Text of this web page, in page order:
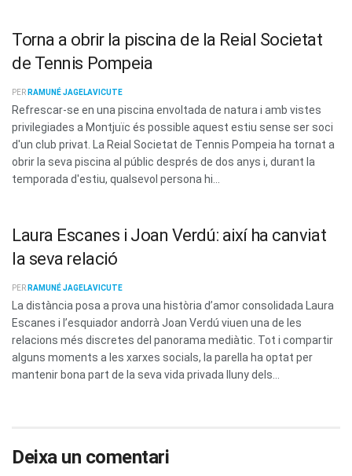
Torna a obrir la piscina de la Reial Societat
de Tennis Pompeia
PER RAMUNÉ JAGELAVICUTE
Refrescar-se en una piscina envoltada de natura i amb vistes
privilegiades a Montjuïc és possible aquest estiu sense ser soci
d'un club privat. La Reial Societat de Tennis Pompeia ha tornat a
obrir la seva piscina al públic després de dos anys i, durant la
temporada d'estiu, qualsevol persona hi...
Laura Escanes i Joan Verdú: així ha canviat
la seva relació
PER RAMUNÉ JAGELAVICUTE
La distància posa a prova una història d’amor consolidada Laura
Escanes i l’esquiador andorrà Joan Verdú viuen una de les
relacions més discretes del panorama mediàtic. Tot i compartir
alguns moments a les xarxes socials, la parella ha optat per
mantenir bona part de la seva vida privada lluny dels...
Deixa un comentari